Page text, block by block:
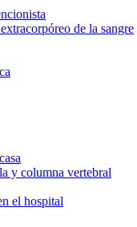
Visita el catálogo
con nosotros.
de la sangre
y columna vertebral
el hospital